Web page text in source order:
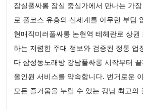
잠실풀싸롱 잠실 중심가에서 만나는 가
로 풀코스 유흥의 신세계를 아무런 부담
현매직미러풀싸롱 논현역 테헤란로 상
하는 저렴한 주대 정보와 검증된 정통 업
다 삼성동노래방 강남풀싸롱 시작부터
올인원 서비스를 약속합니다. 번거로운
모든 즐거움을 누릴 수 있는 강남 최고의